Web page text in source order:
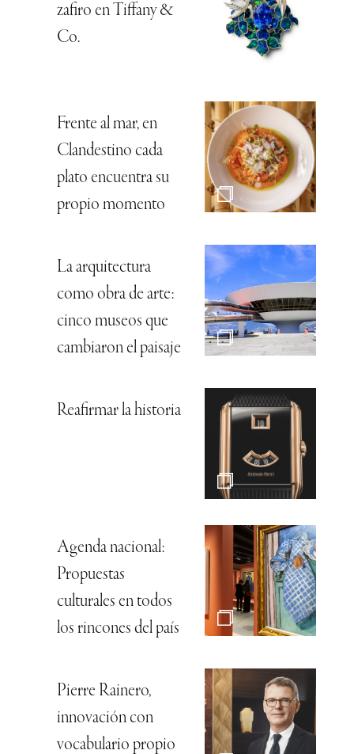
zafiro en Tiffany &
Co.
Frente al mar, en
Clandestino cada
plato encuentra su
propio momento
La arquitectura
como obra de arte:
cinco museos que
cambiaron el paisaje
Reafirmar la historia
Agenda nacional:
Propuestas
culturales en todos
los rincones del país
Pierre Rainero,
innovación con
vocabulario propio